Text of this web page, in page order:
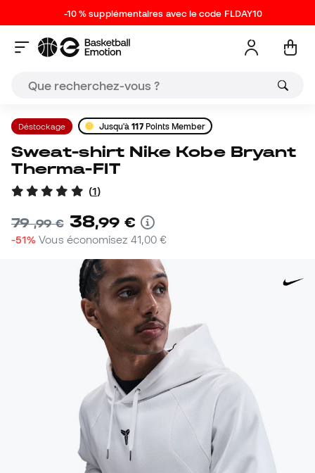
-10 % supplémentaires avec le code FLDAY10
Déstockage Jusqu'à117Points Member
Sweat-shirt Nike Kobe Bryant
Therma-FIT
(1)
79,99 € 38,99 €
-51% Vous économisez 41,00 €